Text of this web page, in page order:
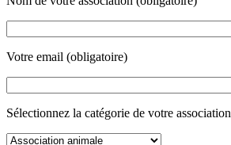
Votre email (obligatoire)
Sélectionnez la catégorie de votre association